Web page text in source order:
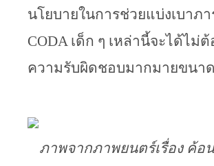
นโยบายในการช่วยแบ่งเบาภา
CODA เด็ก ๆ เหล่านี้จะได้ไม่
ความรับผิดชอบมากมายขนา
ภาพจากภาพยนตร์เรื่อง ค้อ